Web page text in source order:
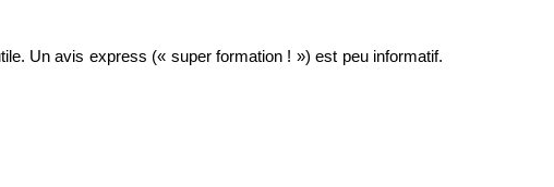
Un avis express (« super formation ! ») est peu informatif.